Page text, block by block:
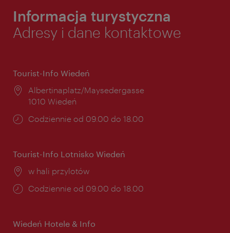
Informacja turystyczna
Adresy i dane kontaktowe
Tourist-Info Wiedeń
Miejsce:
Albertinaplatz/Maysedergasse
1010 Wiedeń
Godziny
Codziennie od 09.00 do 18.00
Tourist-Info Lotnisko Wiedeń
Miejsce:
w hali przylotów
Godziny
Codziennie od 09.00 do 18.00
Wiedeń Hotele & Info